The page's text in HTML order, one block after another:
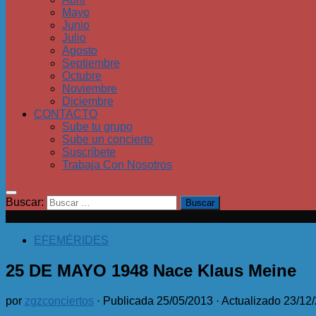
Mayo
Junio
Julio
Agosto
Septiembre
Octubre
Noviembre
Diciembre
CONTACTO
Sube tu grupo
Sube un concierto
Suscríbete
Trabaja Con Nosotros
Buscar:
EFEMÉRIDES
25 DE MAYO 1948 Nace Klaus Meine
por zgzconciertos · Publicada 25/05/2013 · Actualizado 23/